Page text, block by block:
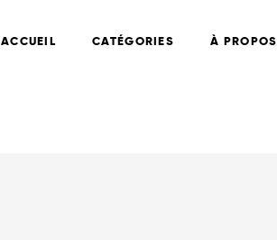
ACCUEIL CATÉGORIES À PROPOS